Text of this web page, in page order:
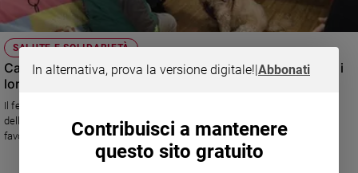
Papa
Papa
Chiesa
Chiesa
SALUTE E SOLIDARIETÀ
CasAmica, una nuova struttura per accogliere i malati e i
loro familiari lontani da casa
Il fenomeno della migrazione sanitaria è in crescita. Lo dimostrano i dati
dell'organizzazione, che ha lanciato una campagna di raccolta fondi a
favore della realizzazione di una nuova casa alle porte di Milano per
ospitare i migranti della salute
In alternativa, prova la versione digitale!|Abbonati
Contribuisci a mantenere
questo sito gratuito